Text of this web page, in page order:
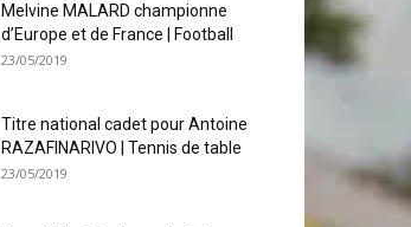
Melvine MALARD championne
d’Europe et de France | Football
23/05/2019
Titre national cadet pour Antoine
RAZAFINARIVO | Tennis de table
23/05/2019